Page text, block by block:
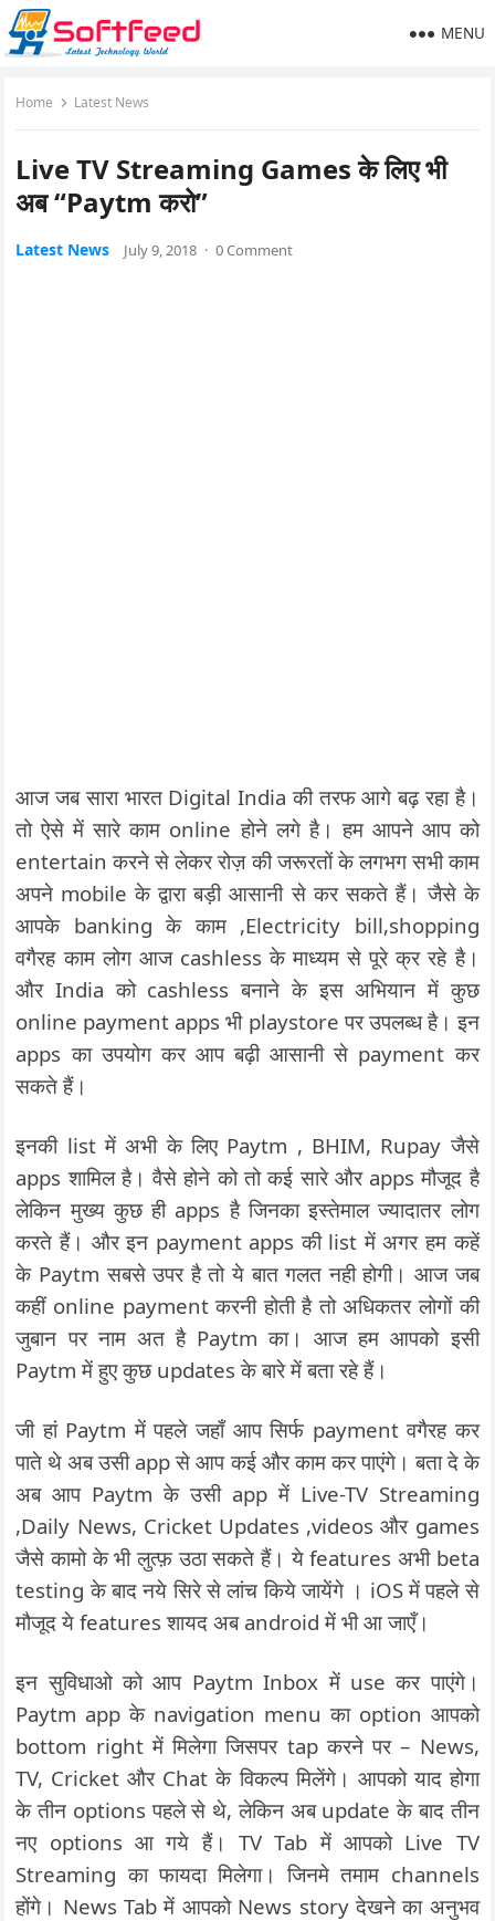
MENU
Home Latest News
Live TV Streaming Games के लिए भी
अब “Paytm करो”
Latest News July 9, 2018 · 0 Comment
आज जब सारा भारत Digital India की तरफ आगे बढ़ रहा है।
तो ऐसे में सारे काम online होने लगे है। हम आपने आप को
entertain करने से लेकर रोज़ की जरूरतों के लगभग सभी काम
अपने mobile के द्वारा बड़ी आसानी से कर सकते हैं। जैसे के
आपके banking के काम ,Electricity bill,shopping
वगैरह काम लोग आज cashless के माध्यम से पूरे क्र रहे है।
और India को cashless बनाने के इस अभियान में कुछ
online payment apps भी playstore पर उपलब्ध है। इन
apps का उपयोग कर आप बढ़ी आसानी से payment कर
सकते हैं।
इनकी list में अभी के लिए Paytm , BHIM, Rupay जैसे
apps शामिल है। वैसे होने को तो कई सारे और apps मौजूद है
लेकिन मुख्य कुछ ही apps है जिनका इस्तेमाल ज्यादातर लोग
करते हैं। और इन payment apps की list में अगर हम कहें
के Paytm सबसे उपर है तो ये बात गलत नही होगी। आज जब
कहीं online payment करनी होती है तो अधिकतर लोगों की
जुबान पर नाम अत है Paytm का। आज हम आपको इसी
Paytm में हुए कुछ updates के बारे में बता रहे हैं।
जी हां Paytm में पहले जहाँ आप सिर्फ payment वगैरह कर
पाते थे अब उसी app से आप कई और काम कर पाएंगे। बता दे के
अब आप Paytm के उसी app में Live-TV Streaming
,Daily News, Cricket Updates ,videos और games
जैसे कामो के भी लुत्फ़ उठा सकते हैं। ये features अभी beta
testing के बाद नये सिरे से लांच किये जायेंगे । iOS में पहले से
मौजूद ये features शायद अब android में भी आ जाएँ।
इन सुविधाओ को आप Paytm Inbox में use कर पाएंगे।
Paytm app के navigation menu का option आपको
bottom right में मिलेगा जिसपर tap करने पर – News,
TV, Cricket और Chat के विकल्प मिलेंगे। आपको याद होगा
के तीन options पहले से थे, लेकिन अब update के बाद तीन
नए options आ गये हैं। TV Tab में आपको Live TV
Streaming का फायदा मिलेगा। जिनमे तमाम channels
होंगे। News Tab में आपको News story देखने का अनुभव